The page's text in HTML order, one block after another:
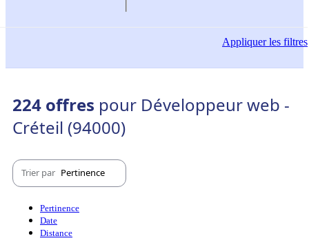
Appliquerles filtres
224 offres pour Développeur web -
Créteil (94000)
Trier par Pertinence
Pertinence
Date
Distance